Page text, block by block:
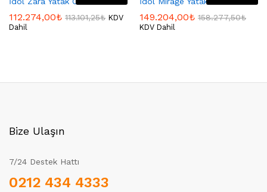
112.274,00₺ 113.101,25₺ KDV
Dahil
149.204,00₺ 158.277,50₺
KDV Dahil
Bize Ulaşın
7/24 Destek Hattı
0212 434 4333